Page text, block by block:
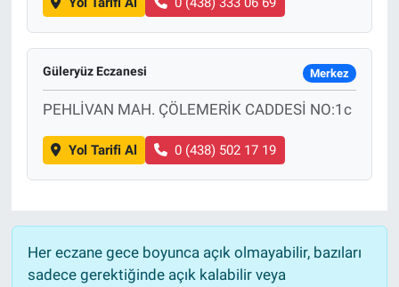
Güleryüz Eczanesi Merkez
PEHLİVAN MAH. ÇÖLEMERİK CADDESİ NO:1c
Yol Tarifi Al 0 (438) 502 17 19
Her eczane gece boyunca açık olmayabilir, bazıları
sadece gerektiğinde açık kalabilir veya